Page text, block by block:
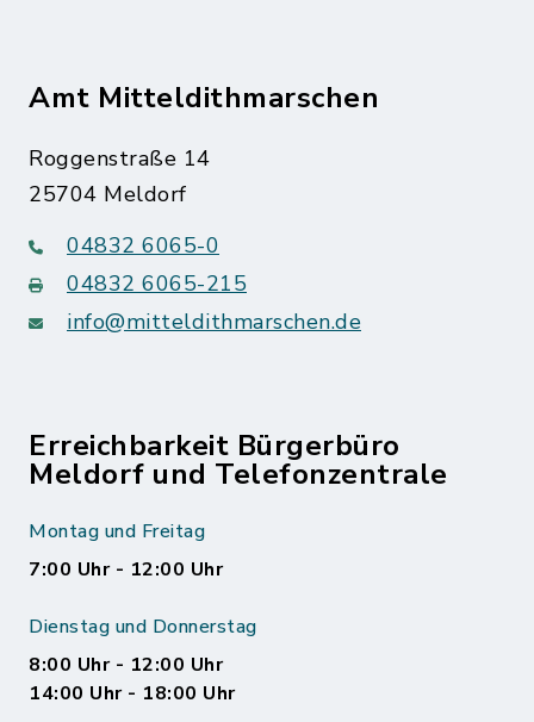
Amt Mitteldithmarschen
Roggenstraße 14
25704 Meldorf
04832 6065-0
04832 6065-215
info@mitteldithmarschen.de
Erreichbarkeit Bürgerbüro
Meldorf und Telefonzentrale
Montag und Freitag
7:00 Uhr - 12:00 Uhr
Dienstag und Donnerstag
8:00 Uhr - 12:00 Uhr
14:00 Uhr - 18:00 Uhr